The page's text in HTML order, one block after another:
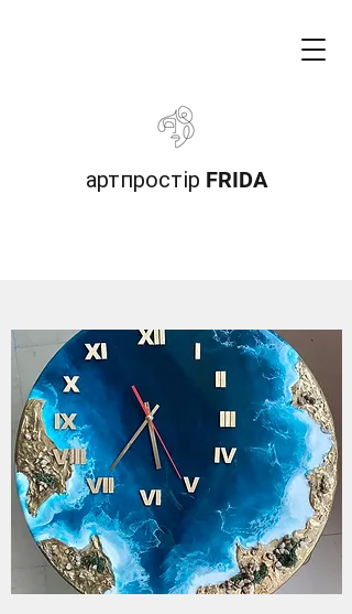
артпростір FRIDA